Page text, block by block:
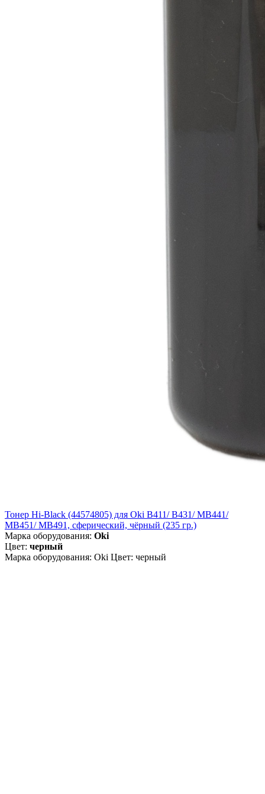
Тонер Hi-Black (44574805) для Oki B411/ B431/ MB441/
MB451/ MB491, сферический, чёрный (235 гр.)
Марка оборудования: Oki
Цвет: черный
Марка оборудования: Oki Цвет: черный